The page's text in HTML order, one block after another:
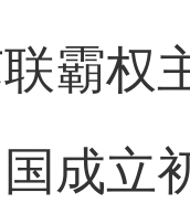
霸权
成立